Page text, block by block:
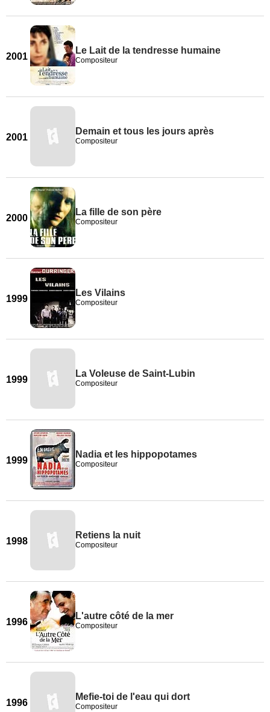
2001
Le Lait de la tendresse humaine
Compositeur
2001
Demain et tous les jours après
Compositeur
2000
La fille de son père
Compositeur
1999
Les Vilains
Compositeur
1999
La Voleuse de Saint-Lubin
Compositeur
1999
Nadia et les hippopotames
Compositeur
1998
Retiens la nuit
Compositeur
1996
L'autre côté de la mer
Compositeur
1996
Mefie-toi de l'eau qui dort
Compositeur